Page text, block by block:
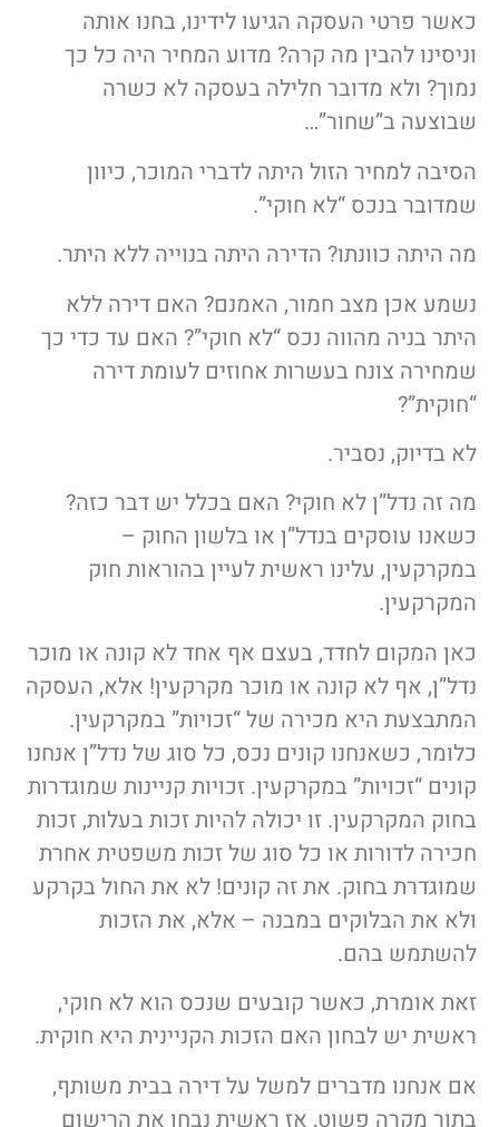
כאשר פרטי העסקה הגיעו לידינו, בחנו אותה
וניסינו להבין מה קרה? מדוע המחיר היה כל כך
נמוך? ולא מדובר חלילה בעסקה לא כשרה
שבוצעה ב”שחור”…
הסיבה למחיר הזול היתה לדברי המוכר, כיוון
שמדובר בנכס “לא חוקי”.
מה היתה כוונתו? הדירה היתה בנוייה ללא היתר.
נשמע אכן מצב חמור, האמנם? האם דירה ללא
היתר בניה מהווה נכס “לא חוקי”? האם עד כדי כך
שמחירה צונח בעשרות אחוזים לעומת דירה
“חוקית”?
לא בדיוק, נסביר.
מה זה נדל”ן לא חוקי? האם בכלל יש דבר כזה?
כשאנו עוסקים בנדל”ן או בלשון החוק –
במקרקעין, עלינו ראשית לעיין בהוראות חוק
המקרקעין.
כאן המקום לחדד, בעצם אף אחד לא קונה או מוכר
נדל”ן, אף לא קונה או מוכר מקרקעין! אלא, העסקה
המתבצעת היא מכירה של “זכויות” במקרקעין.
כלומר, כשאנחנו קונים נכס, כל סוג של נדל”ן אנחנו
קונים “זכויות” במקרקעין. זכויות קניינות שמוגדרות
בחוק המקרקעין. זו יכולה להיות זכות בעלות, זכות
חכירה לדורות או כל סוג של זכות משפטית אחרת
שמוגדרת בחוק. את זה קונים! לא את החול בקרקע
ולא את הבלוקים במבנה – אלא, את הזכות
להשתמש בהם.
זאת אומרת, כאשר קובעים שנכס הוא לא חוקי,
ראשית יש לבחון האם הזכות הקניינית היא חוקית.
אם אנחנו מדברים למשל על דירה בבית משותף,
בתור מקרה פשוט, אז ראשית נבחן את הרישום